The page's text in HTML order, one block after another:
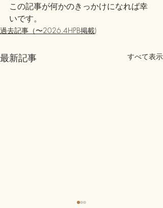
この記事が何かのきっかけになれば幸
いです。
過去記事（〜2026.4HPB掲載)
最新記事 すべて表示